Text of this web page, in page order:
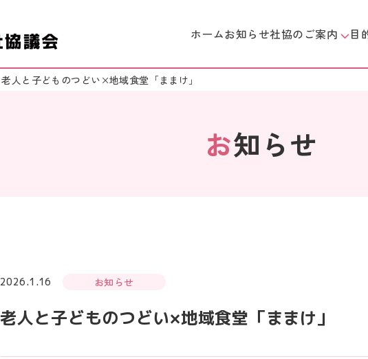
ホームお知らせ社協のご案内 目
老人と子どものつどい×地域食堂「ままけ」
お知らせ
2026.1.16 お知らせ
老人と子どものつどい×地域食堂「ままけ」